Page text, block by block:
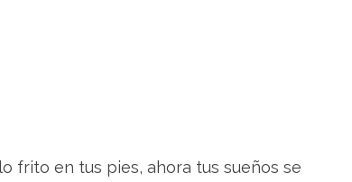
frito en tus pies, ahora tus sueños se